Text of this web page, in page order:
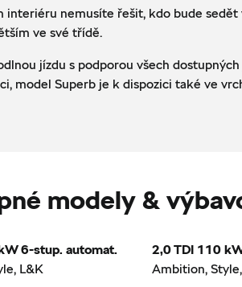
interiéru nemusíte řešit, kdo bude sedět
ve své třídě.
jízdu s podporou všech
model Superb je k dispozici také ve
modely &
6-stup. automat.
L&K
2,0 TDI 110
Ambition,